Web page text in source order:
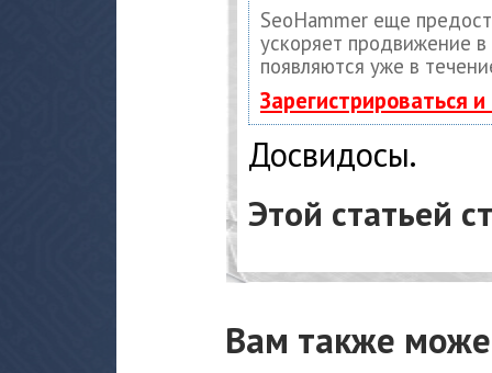
SeoHammer еще
ускоряет продвижение в
появляются уже в
Зарегистрироваться
Досвидосы.
Этой статьей
Вам также